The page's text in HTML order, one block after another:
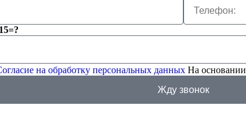
на обработку персональных данных На основании
Жду звонок